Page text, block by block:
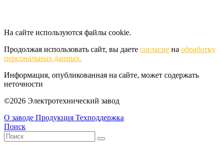
На сайте используются файлы cookie.
Продолжая использовать сайт, вы даете согласие на обработку
персональных данных.
Информация, опубликованная на сайте, может содержать
неточности
©2026 Электротехнический завод
О заводе Продукция Техподдержка
Поиск